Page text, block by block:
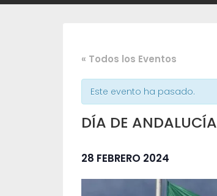
« Todos los Eventos
Este evento ha pasado.
DÍA DE ANDALUCÍA
28 FEBRERO 2024